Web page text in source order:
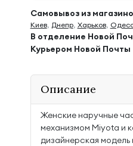
Самовывоз из
Киев, Днепр, Харьков,
В отделение Новой
Курьером Новой Почты
Описание
Женские наручные
механизмом Miyota и
дизайнерская